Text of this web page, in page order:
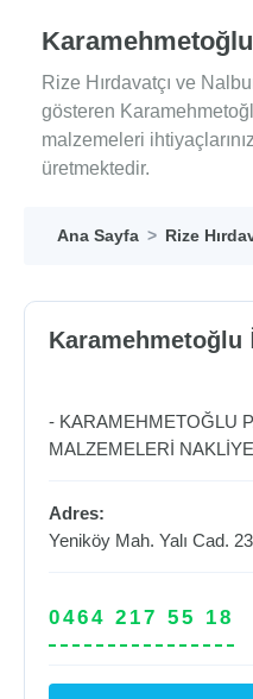
Karamehmetoğlu
Rize Hırdavatçı ve
gösteren
malzemeleri
üretmektedir.
Ana Sayfa Rize
Karamehmetoğlu
- KARAMEHMETOĞLU
MALZEMELERİ
Adres:
Yeniköy Mah. Yalı Cad.
0464 217 55 18